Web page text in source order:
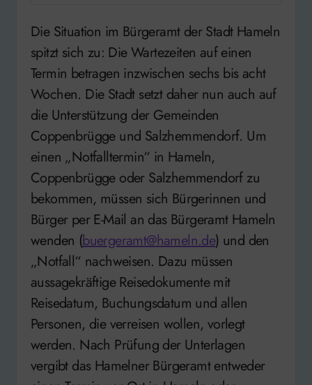
Die Situation im Bürgeramt der Stadt Hameln
spitzt sich zu: Die Wartezeiten auf einen
Termin betragen inzwischen sechs bis acht
Wochen. Die Stadt setzt daher nun auch auf
die Unterstützung der Gemeinden
Coppenbrügge und Salzhemmendorf. Um
einen „Notfalltermin“ in Hameln,
Coppenbrügge oder Salzhemmendorf zu
bekommen, müssen sich Bürgerinnen und
Bürger per E-Mail an das Bürgeramt Hameln
wenden (buergeramt@hameln.de) und den
„Notfall“ nachweisen. Dazu müssen
aussagekräftige Reisedokumente mit
Reisedatum, Buchungsdatum und allen
Personen, die verreisen wollen, vorlegt
werden. Nach Prüfung der Unterlagen
vergibt das Hamelner Bürgeramt entweder